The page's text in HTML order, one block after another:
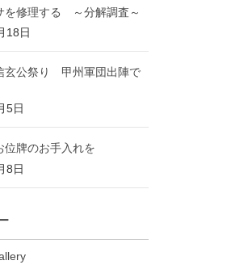
を修理する ～分解調査～
18日
玄公祭り 甲州軍団出陣で
5日
位牌のお手入れを
8日